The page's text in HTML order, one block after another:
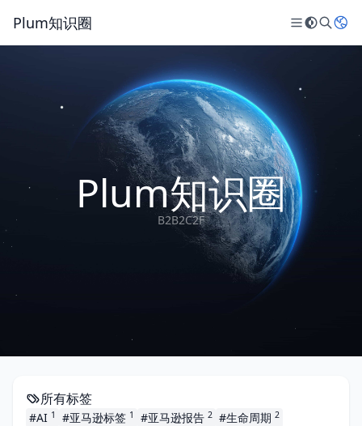
Plum知识圈
Plum知识圈
B2B2C2F
所有标签
#AI 1 #亚马逊标签 1 #亚马逊报告 2 #生命周期 2